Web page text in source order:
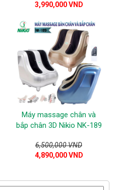
3,990,000 VND
Máy massage chân và
bắp chân 3D Nikio NK-189
6,500,000 VND
4,890,000 VND